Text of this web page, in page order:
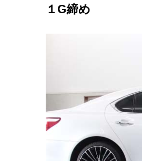
１G締め